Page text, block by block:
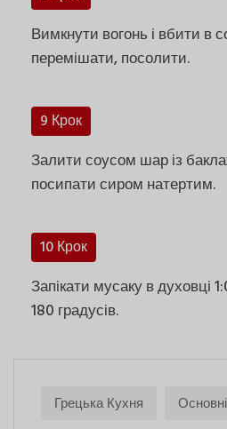
Вимкнути вогонь і вбити в
перемішати, посолити.
9 Крок
Залити соусом шар із
посипати сиром натертим.
10 Крок
Запікати мусаку в духовці
180 градусів.
Грецька Кухня